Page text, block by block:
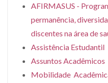
AFIRMASUS -
permanência,
discentes na área de
Assistência Estudantil
Assuntos Acadêmicos
Mobilidade